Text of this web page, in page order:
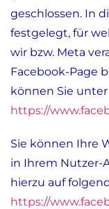
geschlossen. In
festgelegt, für
wir bzw. Meta
Facebook-Page
können Sie
https://
Sie können Ihre
in Ihrem Nutzer-
hierzu auf
https://